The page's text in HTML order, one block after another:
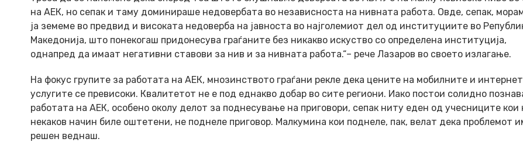
на АЕК, но сепак и таму доминираше недовербата во независноста на нивната работа. Овде, сепак,
ја земеме во предвид и високата недоверба на јавноста во најголемиот дел од институциите во
Македонија, што понекогаш придонесува граѓаните без никакво искуство со определена институција,
однапред да имаат негативни ставови за нив и за нивната работа.“– рече Лазаров во своето излагање.
На фокус групите за работата на АЕК, мнозинството граѓани рекле дека цените на мобилните и интернет
услугите се превисоки. Квалитетот не е под еднакво добар во сите региони. Иако постои солидно
работата на АЕК, особено околу делот за поднесување на приговори, сепак ниту еден од учесниците кои
некаков начин биле оштетени, не поднеле приговор. Малкумина кои поднеле, пак, велат дека проблемот
решен веднаш.